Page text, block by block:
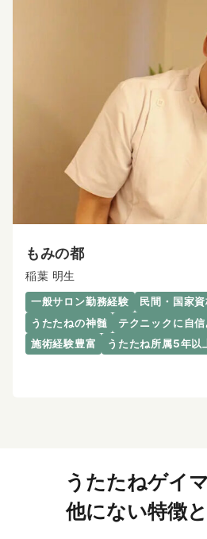
もみの都
稲葉 明生
一般サロン勤務経験
民間・国家
うたたねの神髄
テクニックに自信
施術経験豊富
うたたね所属5年以
うたたねゲイ
他にない特徴